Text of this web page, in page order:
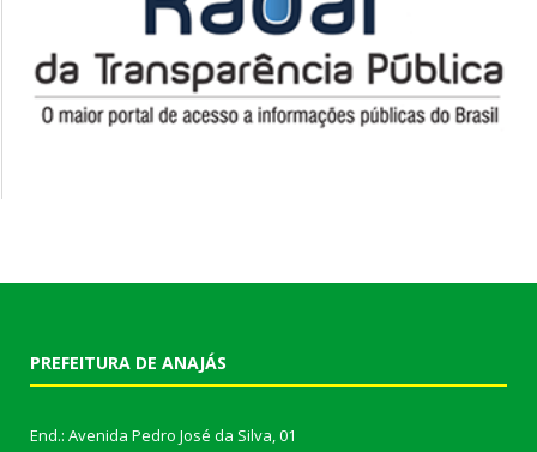
PREFEITURA DE ANAJÁS
End.: Avenida Pedro José da Silva, 01